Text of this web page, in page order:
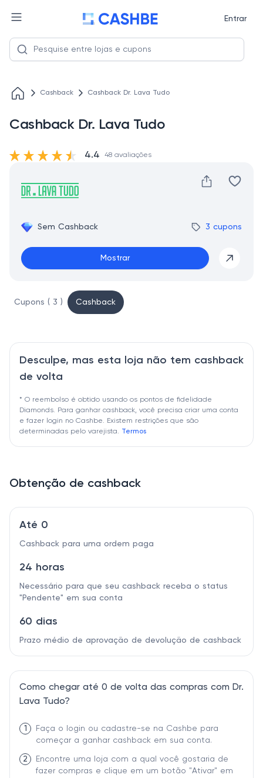
Entrar
Cashback Cashback Dr. Lava Tudo
Cashback Dr. Lava Tudo
Sem Cashback 3 cupons
Mostrar
4.4 48 avaliações
Cupons ( 3 ) Cashback
Desculpe, mas esta loja não tem cashback
de volta
* O reembolso é obtido usando os pontos de fidelidade
Diamonds. Para ganhar cashback, você precisa criar uma conta
e fazer login no Cashbe. Existem restrições que são
determinadas pelo varejista. Termos
Obtenção de cashback
Até 0
Cashback para uma ordem paga
24 horas
Necessário para que seu cashback receba o status
"Pendente" em sua conta
60 dias
Prazo médio de aprovação de devolução de cashback
Como chegar até 0 de volta das compras com Dr.
Lava Tudo?
1
Faça o login ou cadastre-se na Cashbe para
começar a ganhar cashback em sua conta.
2
Encontre uma loja com a qual você gostaria de
fazer compras e clique em um botão "Ativar" em